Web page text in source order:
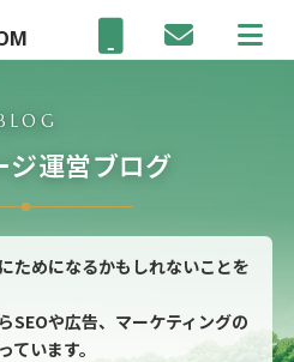
ジ運営ブログ
ためになるかもしれないことを
SEOや広告、マーケティングの
います。